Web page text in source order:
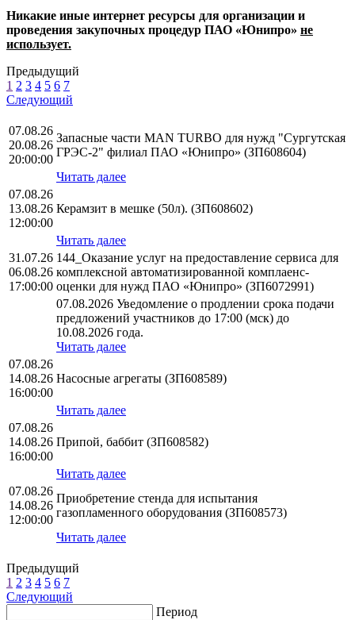
Никакие иные интернет ресурсы для организации и
проведения закупочных процедур ПАО «Юнипро» не
использует.
Предыдущий
1 2 3 4 5 6 7
Следующий
07.08.26
20.08.26
20:00:00
Запасные части MAN TURBO для нужд "Сургутская
ГРЭС-2" филиал ПАО «Юнипро» (ЗП608604)
Читать далее
07.08.26
13.08.26
12:00:00
Керамзит в мешке (50л). (ЗП608602)
Читать далее
31.07.26
06.08.26
17:00:00
144_Оказание услуг на предоставление сервиса для
комплексной автоматизированной комплаенс-
оценки для нужд ПАО «Юнипро» (ЗП6072991)
07.08.2026 Уведомление о продлении срока подачи
предложений участников до 17:00 (мск) до
10.08.2026 года.
Читать далее
07.08.26
14.08.26
16:00:00
Насосные агрегаты (ЗП608589)
Читать далее
07.08.26
14.08.26
16:00:00
Припой, баббит (ЗП608582)
Читать далее
07.08.26
14.08.26
12:00:00
Приобретение стенда для испытания
газопламенного оборудования (ЗП608573)
Читать далее
Предыдущий
1 2 3 4 5 6 7
Следующий
Период